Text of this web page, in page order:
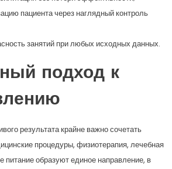
пациента через наглядный контроль
занятий при любых исходных данных.
подход к
результата крайне важно сочетать
процедуры, физиотерапия, лечебная
питание образуют единое направление, в